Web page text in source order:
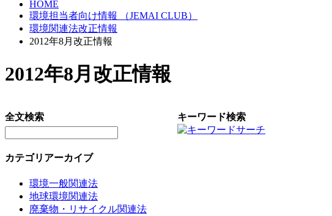
HOME
環境担当者向け情報 （JEMAI CLUB）
環境関連法改正情報
2012年8月改正情報
2012年8月改正情報
全文検索 キーワード検索
カテゴリアーカイブ
環境一般関連法
地球環境関連法
廃棄物・リサイクル関連法